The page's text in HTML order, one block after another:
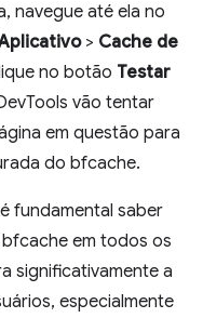
navegue até ela no
> Cache de
no botão Testar
vão tentar
em questão para
do bfcache.
fundamental saber
em todos os
significativamente a
especialmente